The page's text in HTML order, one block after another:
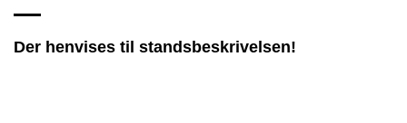
Der henvises til standsbeskrivelsen!